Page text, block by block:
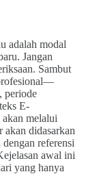
adalah modal
Jangan
Sambut
periode
E-
melalui
akan didasarkan
referensi
awal ini
yang hanya